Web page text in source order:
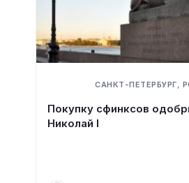
САНКТ-ПЕТЕРБУРГ,
Покупку сфинксов
Николай I